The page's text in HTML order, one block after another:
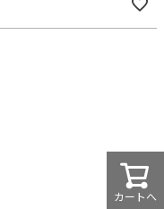
カートへ